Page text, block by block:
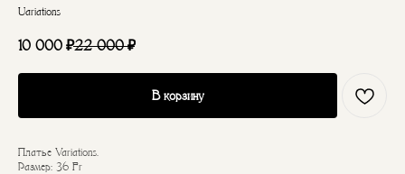
Uariations
10 000 ₽22 000 ₽
В корзину
Платье Variations.
Размер: 36 Fr